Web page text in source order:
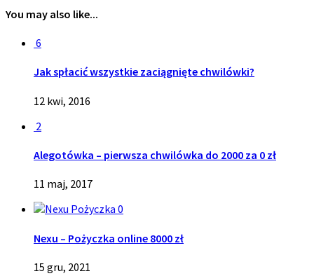
You may also like...
6
Jak spłacić wszystkie zaciągnięte chwilówki?
12 kwi, 2016
2
Alegotówka – pierwsza chwilówka do 2000 za 0 zł
11 maj, 2017
0
Nexu – Pożyczka online 8000 zł
15 gru, 2021